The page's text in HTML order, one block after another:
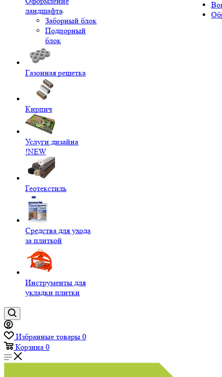
ландшафта
Заборный блок
Подпорный
блок
Газонная решетка
Кирпич
Услуги дизайна
!NEW
Геотекстиль
Средства для ухода
за плиткой
Инструменты для
укладки плитки
Избранные товары 0
Корзина 0